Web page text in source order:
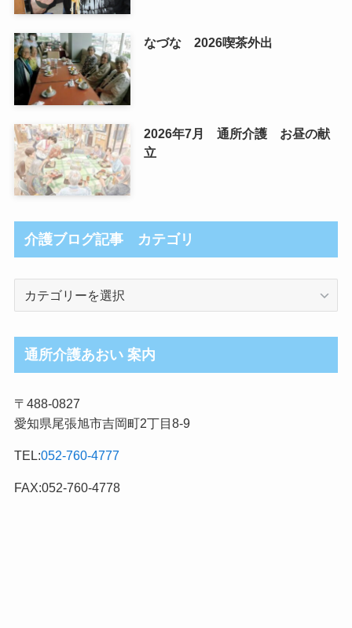
なづな 2026喫茶外出
2026年7月 通所介護 お昼の献
立
介護ブログ記事 カテゴリ
ロ
グ
事
カ
ゴ
リ
通所介護あおい 案内
〒488-0827
愛知県尾張旭市吉岡町2丁目8-9
TEL:052-760-4777
FAX:052-760-4778